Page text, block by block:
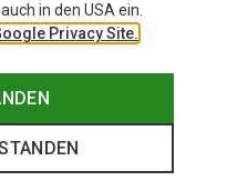
in den USA ein.
Privacy Site.